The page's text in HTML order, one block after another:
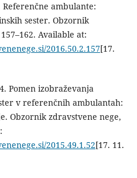
Referenčne ambulante:
sester. Obzornik
Available at:
2016.50.2.157[17.
Pomen izobraževanja
v referenčnih ambulantah:
Obzornik zdravstvene nege,
2015.49.1.52[17. 11.